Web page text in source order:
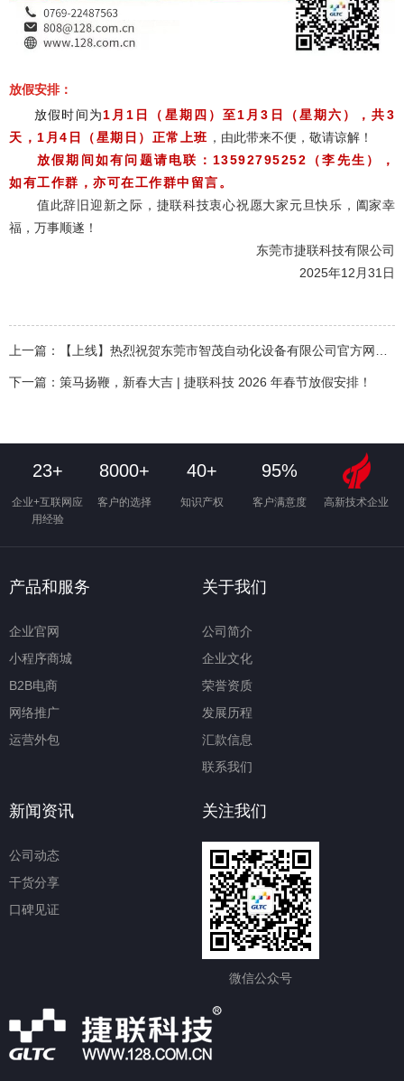
放假安排：
放假时间为1月1日（星期四）至1月3日（星期六），共3
天，1月4日（星期日）正常上班 ，由此带来不便，敬请谅解！
放假期间如有问题请电联：13592795252（李先生），
如有工作群，亦可在工作群中留言。
值此辞旧迎新之际，捷联科技衷心祝愿大家元旦快乐，阖家幸
福，万事顺遂！
东莞市捷联科技有限公司
2025年12月31日
上一篇： 【上线】热烈祝贺东莞市智茂自动化设备有限公司官方网站成功上线！
下一篇： 策马扬鞭，新春大吉 | 捷联科技 2026 年春节放假安排！
23+
企业+互联网应
用经验
8000+
客户的选择
40+
知识产权
95%
客户满意度 高新技术企业
产品和服务
企业官网
小程序商城
B2B电商
网络推广
运营外包
关于我们
公司简介
企业文化
荣誉资质
发展历程
汇款信息
联系我们
新闻资讯
公司动态
干货分享
口碑见证
关注我们
微信公众号